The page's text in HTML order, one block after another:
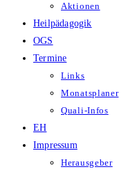
Aktionen
Heilpädagogik
OGS
Termine
Links
Monatsplaner
Quali-Infos
EH
Impressum
Herausgeber